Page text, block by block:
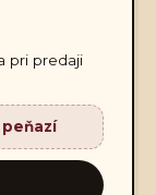
pri predaji